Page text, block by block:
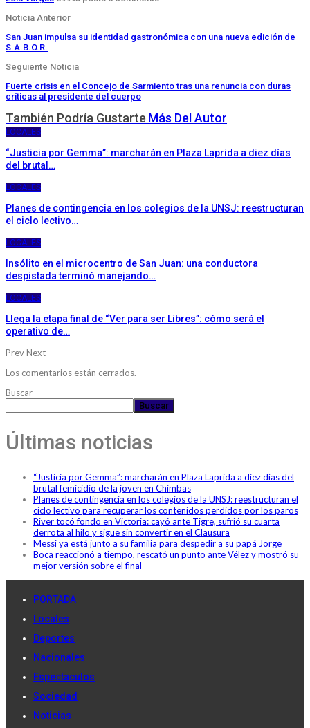
Noticia Anterior
San Juan impulsa su identidad gastronómica con una nueva edición de
S.A.B.O.R.
Seguiente Noticia
Fuerte crisis en el Concejo de Sarmiento tras una renuncia con duras
críticas al presidente del cuerpo
También Podría Gustarte Más Del Autor
LOCALES
“Justicia por Gemma”: marcharán en Plaza Laprida a diez días
del brutal…
LOCALES
Planes de contingencia en los colegios de la UNSJ: reestructuran
el ciclo lectivo…
LOCALES
Insólito en el microcentro de San Juan: una conductora
despistada terminó manejando…
LOCALES
Llega la etapa final de “Ver para ser Libres”: cómo será el
operativo de…
PrevNext
Los comentarios están cerrados.
Buscar
Buscar
Últimas noticias
“Justicia por Gemma”: marcharán en Plaza Laprida a diez días del
brutal femicidio de la joven en Chimbas
Planes de contingencia en los colegios de la UNSJ: reestructuran el
ciclo lectivo para recuperar los contenidos perdidos por los paros
River tocó fondo en Victoria: cayó ante Tigre, sufrió su cuarta
derrota al hilo y sigue sin convertir en el Clausura
Messi ya está junto a su familia para despedir a su papá Jorge
Boca reaccionó a tiempo, rescató un punto ante Vélez y mostró su
mejor versión sobre el final
PORTADA
Locales
Deportes
Nacionales
Espectaculos
Sociedad
Noticias